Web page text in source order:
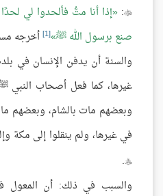

: إذا أنا متُّ فألحدوا لي
صنع برسول الله ﷺ [1]
أخرجه
والسنة أن يدفن الإنسان في
غيرها، كما فعل أصحاب النبي
وبعضهم مات بالشام، وبعضهم
في غيرها، ولم ينقلوا إلى مكة

.
والسبب في ذلك: أن المعول